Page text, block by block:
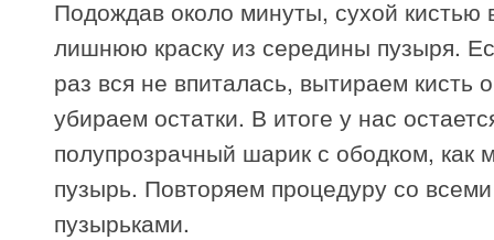
Подождав около минуты, сухой кистью
лишнюю краску из середины пузыря.
раз вся не впиталась, вытираем кисть
убираем остатки. В итоге у нас
полупрозрачный шарик с ободком, как
пузырь. Повторяем процедуру со
пузырьками.